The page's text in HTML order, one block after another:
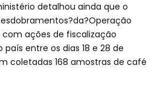
detalhou ainda que o
ações de fiscalização
entre os dias 18 e 28 de
coletadas 168 amostras de café